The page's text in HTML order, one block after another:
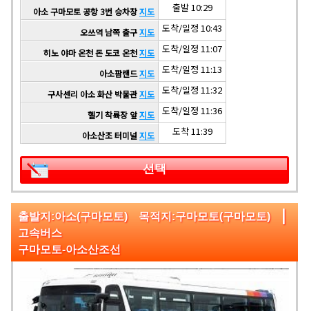
아소 구마모토 공항 3번 승차장지도 출발 10:29
오쓰역 남쪽 출구지도 도착/일정 10:43
히노 야마 온천 돈 도코 온천지도 도착/일정 11:07
아소팜랜드지도 도착/일정 11:13
구사센리 아소 화산 박물관지도 도착/일정 11:32
헬기 착륙장 앞지도 도착/일정 11:36
아소산조 터미널지도 도착 11:39
선택
출발지:아소(구마모토) 목적지:구마모토(구마모토) |
고속버스
구마모토-아소산조선